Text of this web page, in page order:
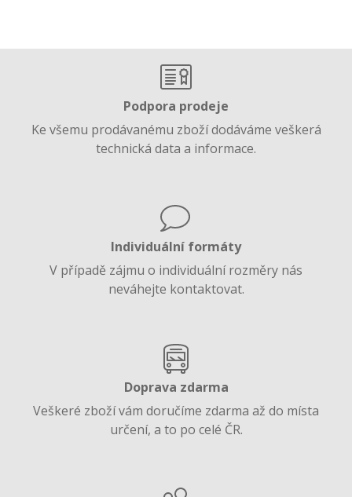
Podpora prodeje
Ke všemu prodávanému zboží dodáváme veškerá
technická data a informace.
Individuální formáty
V případě zájmu o individuální rozměry nás
neváhejte kontaktovat.
Doprava zdarma
Veškeré zboží vám doručíme zdarma až do místa
určení, a to po celé ČR.